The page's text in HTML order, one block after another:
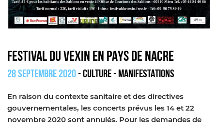
FESTIVAL DU VEXIN EN PAYS DE NACRE
28 SEPTEMBRE 2020- CULTURE- MANIFESTATIONS
En raison du contexte sanitaire et des directives
gouvernementales, les concerts prévus les 14 et 22
novembre 2020 sont annulés. Pour les demandes de